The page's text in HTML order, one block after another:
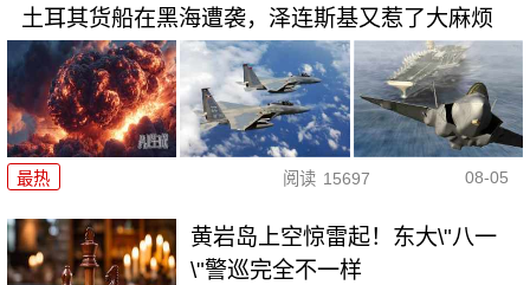
土耳其货船在黑海遭袭，泽连斯基又惹了大麻烦
最热 阅读 15697 08-05
黄岩岛上空惊雷起！东大\"八一
\"警巡完全不一样